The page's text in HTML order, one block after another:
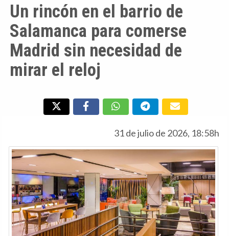
Un rincón en el barrio de
Salamanca para comerse
Madrid sin necesidad de
mirar el reloj
31 de julio de 2026, 18:58h